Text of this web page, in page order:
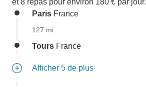
et 8 repas pour environ 180 € par jour.
Paris France
127 mi
Tours France
Afficher 5 de plus